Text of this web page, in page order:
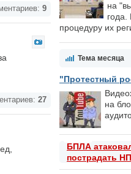
на
процедуру их
Тема месяца
"Протестный
на
БПЛА
пострадать
9
27